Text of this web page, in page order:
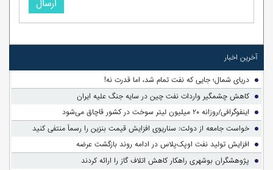
ارسال
آخرین اخبار
دریای شمال؛ جایی که نفت تمام شد، اما قدرت نه!
کاهش چشمگیر واردات نفت چین در سایه جنگ علیه ایران
اینفوگرافی/روزانه ۲۰ میلیون لیتر سوخت در کشور قاچاق می‌شود
خواست جامعه از دولت: سناریوی افزایش قیمت بنزین را رسماً منتفی کنید
افزایش تولید نفت اوپک‌پلاس در ادامه روند بازگشت عرضه
پژوهشگران بوشهری راهکار کاهش اتلاف گاز را ارائه کردند